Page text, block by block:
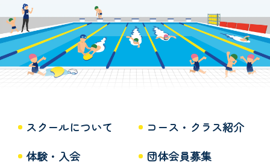
スクールについて
コース・クラス紹介
体験・入会
団体会員募集